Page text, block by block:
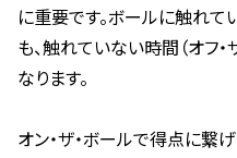
に重要です。ボールに触れて
も、触れていない時間（オフ
なります。
オン・ザ・ボールで得点に繋